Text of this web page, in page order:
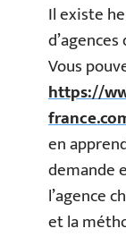
Il existe
Vous
https://
en
demande
l’agence
et la